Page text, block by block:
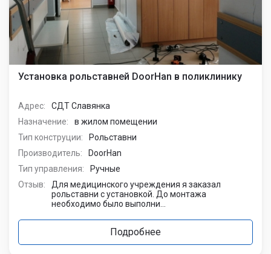
Установка рольставней DoorHan в поликлинику
Адрес:
СДТ Славянка
Назначение:
в жилом помещении
Тип конструции:
Рольставни
Производитель:
DoorHan
Тип управления:
Ручные
Отзыв:
Для медицинского учреждения я заказал
рольставни с установкой. До монтажа
необходимо было выполни...
Подробнее